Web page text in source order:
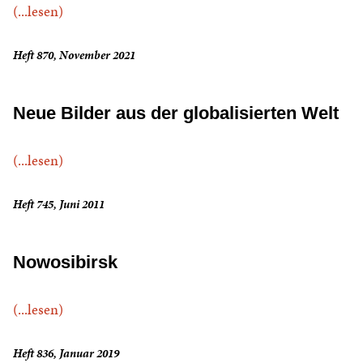
(...lesen)
Heft 870, November 2021
Neue Bilder aus der globalisierten Welt
(...lesen)
Heft 745, Juni 2011
Nowosibirsk
(...lesen)
Heft 836, Januar 2019